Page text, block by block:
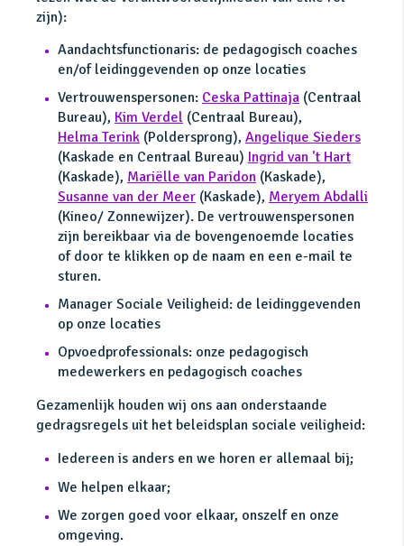
zijn):
Aandachtsfunctionaris: de pedagogisch coaches
en/of leidinggevenden op onze locaties
Vertrouwenspersonen: Ceska Pattinaja (Centraal
Bureau), Kim Verdel (Centraal Bureau),
Helma Terink (Poldersprong), Angelique Sieders
(Kaskade en Centraal Bureau) Ingrid van 't Hart
(Kaskade), Mariëlle van Paridon (Kaskade),
Susanne van der Meer (Kaskade), Meryem Abdalli
(Kineo/ Zonnewijzer). De vertrouwenspersonen
zijn bereikbaar via de bovengenoemde locaties
of door te klikken op de naam en een e-mail te
sturen.
Manager Sociale Veiligheid: de leidinggevenden
op onze locaties
Opvoedprofessionals: onze pedagogisch
medewerkers en pedagogisch coaches
Gezamenlijk houden wij ons aan onderstaande
gedragsregels uit het beleidsplan sociale veiligheid:
Iedereen is anders en we horen er allemaal bij;
We helpen elkaar;
We zorgen goed voor elkaar, onszelf en onze
omgeving.